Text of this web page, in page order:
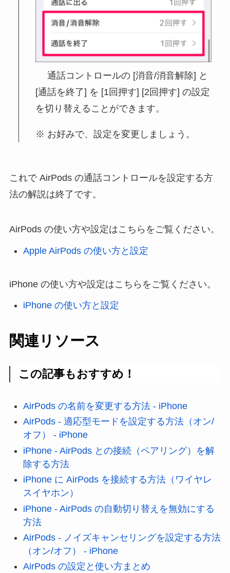
通話コントロールの [消音/消音解除] と
[通話を終了] を [1回押す] [2回押す] の設定
を切り替えることができます。
お好みで、設定を変更しましょう。
これで AirPods の通話コントロールを設定する方
法の解説は終了です。
AirPods の使い方や設定はこちらをご覧ください。
Apple AirPods の使い方と設定
iPhone の使い方や設定はこちらをご覧ください。
iPhone の使い方と設定
関連リソース
この記事もおすすめ！
AirPods の名前を変更する方法 - iPhone
AirPods - 適応型モードを設定する方法（オン/
オフ） - iPhone
iPhone - AirPods との接続（ペアリング）を解
除する方法
iPhone に AirPods を接続する方法（ワイヤレ
スイヤホン）
iPhone - AirPods の自動切り替えを無効にする
方法
AirPods - ノイズキャンセリングを設定する方法
（オン/オフ） - iPhone
AirPods の設定と使い方まとめ